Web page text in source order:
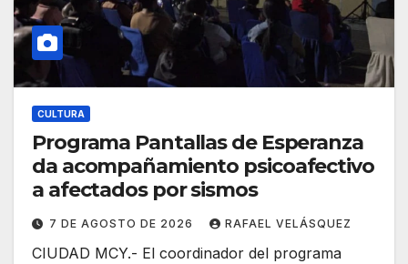
CULTURA
Programa Pantallas de Esperanza
da acompañamiento psicoafectivo
a afectados por sismos
7 DE AGOSTO DE 2026 RAFAEL VELÁSQUEZ
CIUDAD MCY.- El coordinador del programa